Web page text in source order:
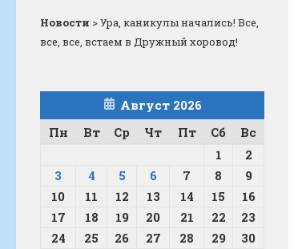
Новости >Ура, каникулы начались! Все,
все, все, встаем в Дружный хоровод!
Август 2026
Пн
Вт Ср Чт Пт Сб
Вс
1
2
3
4 5 6 7 8
9
10
11 12 13 14 15
16
17
18 19 20 21 22
23
24
25 26 27 28 29
30